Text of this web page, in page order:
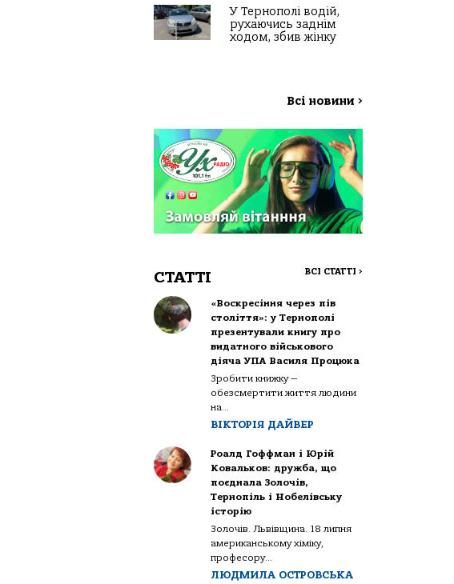
У Тернополі водій,
рухаючись заднім
ходом, збив жінку
Всі новини >
СТАТТІ ВСІ СТАТТІ >
«Воскресіння через пів
століття»: у Тернополі
презентували книгу про
видатного військового
діяча УПА Василя Процюка
Зробити книжку —
обезсмертити життя людини
на...
ВІКТОРІЯ ДАЙВЕР
Роалд Гоффман і Юрій
Ковальков: дружба, що
поєднала Золочів,
Тернопіль і Нобелівську
історію
Золочів. Львівщина. 18 липня
американському хіміку,
професору...
ЛЮДМИЛА ОСТРОВСЬКА